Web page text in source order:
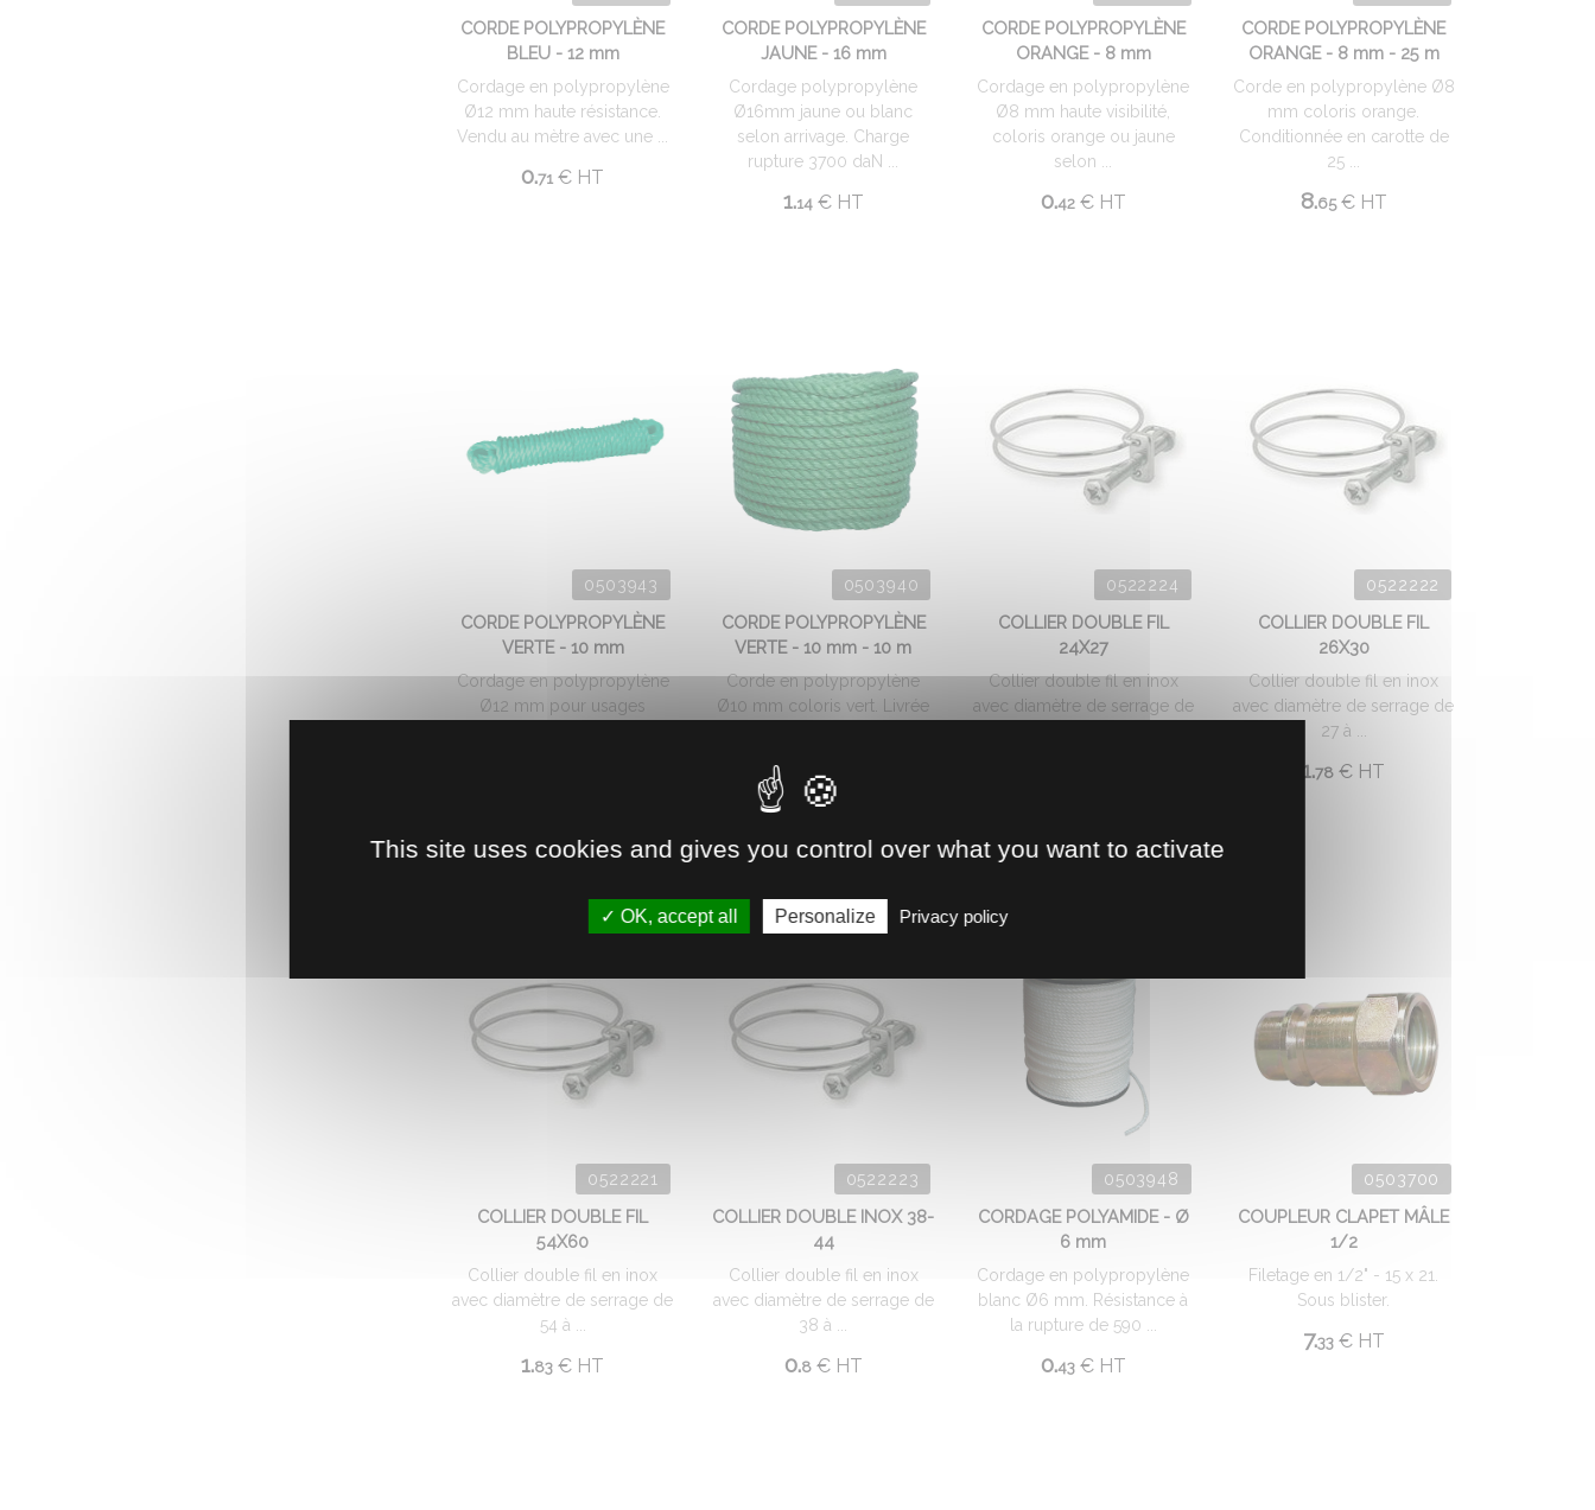
CORDE POLYPROPYLÈNE
BLEU - 12 mm
Cordage en polypropylène
Ø12 mm haute résistance.
Vendu au mètre avec une ...
0.71 € HT
CORDE POLYPROPYLÈNE
JAUNE - 16 mm
Cordage polypropylène
Ø16mm jaune ou blanc
selon arrivage. Charge
rupture 3700 daN ...
1.14 €HT
CORDE POLYPROPYLÈNE
ORANGE - 8 mm
Cordage en polypropylène
Ø8 mm haute visibilité,
coloris orange ou jaune
selon ...
0.42 €HT
CORDE POLYPROPYLÈNE
ORANGE - 8 mm - 25 m
Corde en polypropylène Ø8
mm coloris orange.
Conditionnée en carotte de
25 ...
8.65 €HT
0503943
CORDE POLYPROPYLÈNE
VERTE - 10 mm
Cordage en polypropylène
Ø12 mm pour usages
0503940
CORDE POLYPROPYLÈNE
VERTE - 10 mm - 10 m
Corde en polypropylène
Ø10 mm coloris vert. Livrée
5. 83 €
0522224
COLLIER DOUBLE FIL
24X27
Collier double fil en inox
avec diamètre de serrage de
0522222
COLLIER DOUBLE FIL
26X30
Collier double fil en inox
avec diamètre de serrage de
27 à ...
1.78 € HT
0522221
COLLIER DOUBLE FIL
54X60
Collier double fil en inox
avec diamètre de serrage de
54 à ...
1.83 € HT
0522223
COLLIER DOUBLE INOX 38-
44
Collier double fil en inox
avec diamètre de serrage de
38 à ...
0.8 €HT
0503948
CORDAGE POLYAMIDE - Ø
6 mm
Cordage en polypropylène
blanc Ø6 mm. Résistance à
la rupture de 590 ...
0.43 €HT
0503700
COUPLEUR CLAPET MÂLE
1/2
Filetage en 1/2" - 15 x 21.
Sous blister.
7.33 €HT
This site uses cookies and gives you control over what you want to activate
OK, accept all Personalize Privacy policy